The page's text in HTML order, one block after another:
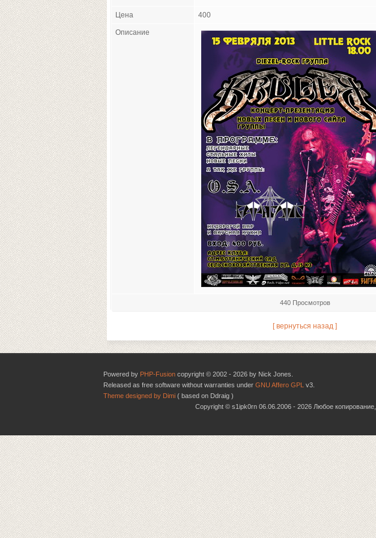
Цена 400
Описание
440 Просмотров
[ вернуться назад ]
Powered by PHP-Fusion copyright © 2002 - 2026 by Nick Jones.
Released as free software without warranties under GNU Affero GPL v3.
Theme designed by Dimi ( based on Ddraig )
Copyright © s1ipk0rn 06.06.2006 - 2026 Любое